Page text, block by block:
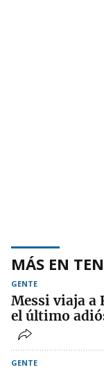
MÁS EN
GENTE
Messi viaja a
el último
GENTE